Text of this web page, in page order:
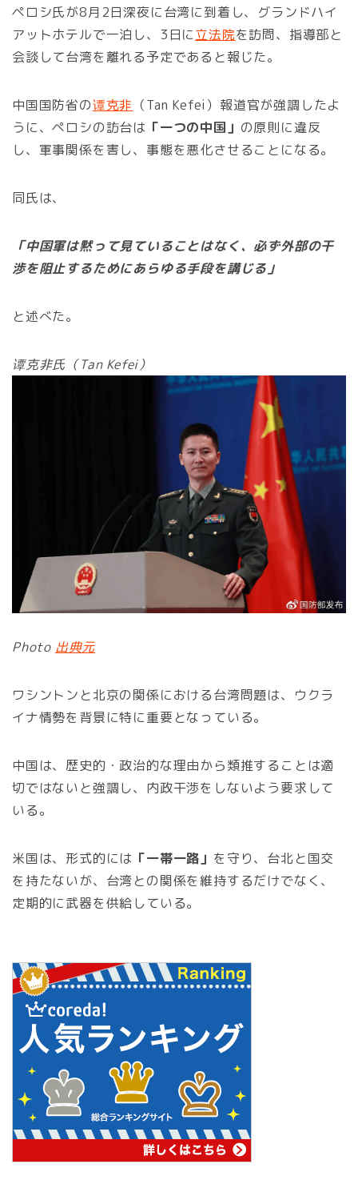
ペロシ氏が8月2日深夜に台湾に到着し、グランドハイ
アットホテルで一泊し、3日に立法院を訪問、指導部と
会談して台湾を離れる予定であると報じた。
中国国防省の谭克非 （Tan Kefei）報道官が強調したよ
うに、ペロシの訪台は 「一つの中国」 の原則に違反
し、軍事関係を害し、事態を悪化させることになる。
同氏は、
「中国軍は黙って見ていることはなく、必ず外部の干
渉を阻止するためにあらゆる手段を講じる」
と述べた。
谭克非氏（Tan Kefei）
Photo 出典元
ワシントンと北京の関係における台湾問題は、ウクラ
イナ情勢を背景に特に重要となっている。
中国は、歴史的・政治的な理由から類推することは適
切ではないと強調し、内政干渉をしないよう要求して
いる。
米国は、形式的には 「一帯一路」 を守り、台北と国交
を持たないが、台湾との関係を維持するだけでなく、
定期的に武器を供給している。